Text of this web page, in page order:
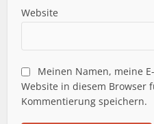
Website
Meinen Namen, meine
Website in diesem Browser
Kommentierung speichern.